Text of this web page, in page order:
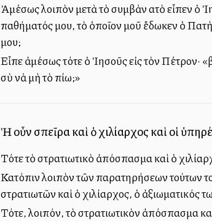
Ἀμέσως λοιπὸν μετὰ τὸ συμβὰν αὐτὸ εἶπεν ὁ
παθήματός μου, τὸ ὁποῖον μοῦ ἔδωκεν ὁ
μου;
Εἶπε ἀμέσως τότε ὁ Ἰησοῦς εἰς τὸν Πέτρον·
σὺ νὰ μὴ τὸ πίω;»
Ἡ οὖν σπεῖρα καὶ ὁ χιλίαρχος καὶ οἱ
Τότε τὸ στρατιωτικὸ ἀπόσπασμα καὶ ὁ
Κατόπιν λοιπὸν τῶν παρατηρήσεων τούτων
στρατιωτῶν καὶ ὁ χιλίαρχος, ὁ ἀξιωματικός
Τότε, λοιπόν, τὸ στρατιωτικὸν ἀπόσπασμα